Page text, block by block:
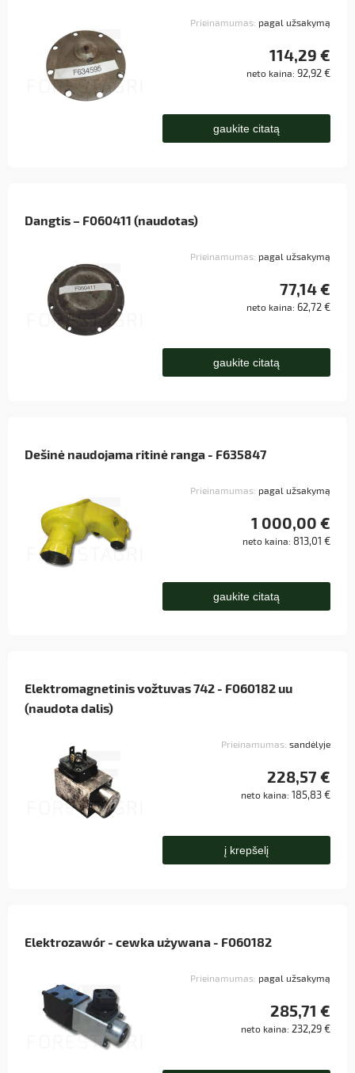
Prieinamumas: pagal užsakymą
114,29 €
neto kaina: 92,92 €
gaukite citatą
Dangtis – F060411 (naudotas)
Prieinamumas: pagal užsakymą
77,14 €
neto kaina: 62,72 €
gaukite citatą
Dešinė naudojama ritinė ranga - F635847
Prieinamumas: pagal užsakymą
1 000,00 €
neto kaina: 813,01 €
gaukite citatą
Elektromagnetinis vožtuvas 742 - F060182 uu
(naudota dalis)
Prieinamumas: sandėlyje
228,57 €
neto kaina: 185,83 €
į krepšelį
Elektrozawór - cewka używana - F060182
Prieinamumas: pagal užsakymą
285,71 €
neto kaina: 232,29 €